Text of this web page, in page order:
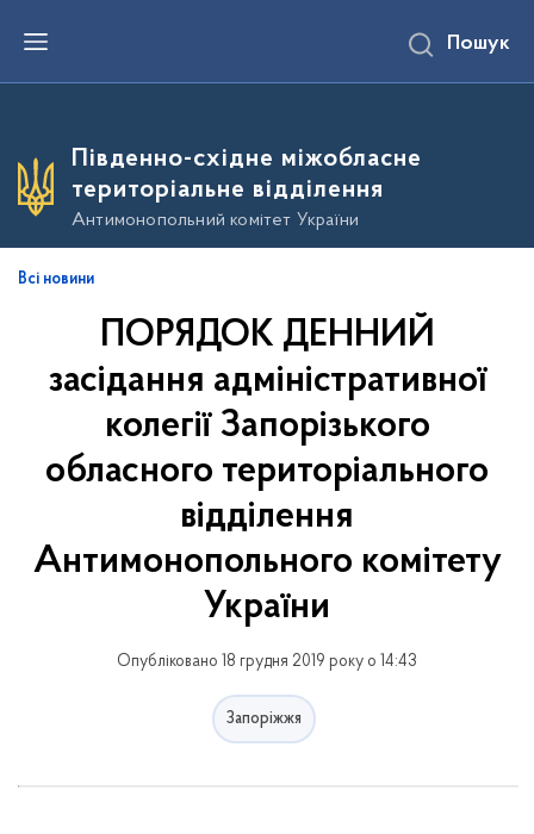
е
о
о
в
Пошук
Південно-східне міжобласне
територіальне відділення
Антимонопольний комітет України
Всі новини
ПОРЯДОК ДЕННИЙ
засідання адміністративної
колегії Запорізького
обласного територіального
відділення
Антимонопольного комітету
України
Опубліковано 18 грудня 2019 року о 14:43
Запоріжжя